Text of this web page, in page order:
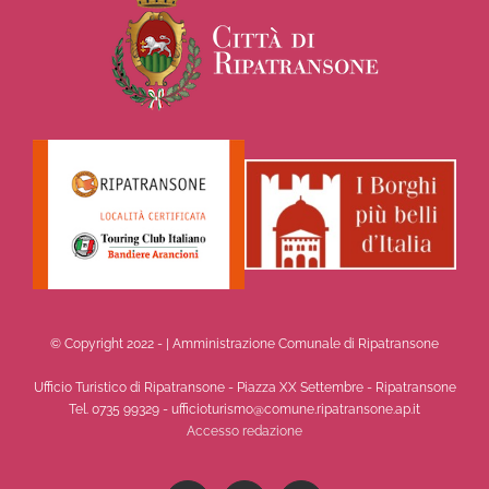
© Copyright 2022 - | Amministrazione Comunale di Ripatransone
Ufficio Turistico di Ripatransone - Piazza XX Settembre - Ripatransone
Tel. 0735 99329 - ufficioturismo@comune.ripatransone.ap.it
Accesso redazione